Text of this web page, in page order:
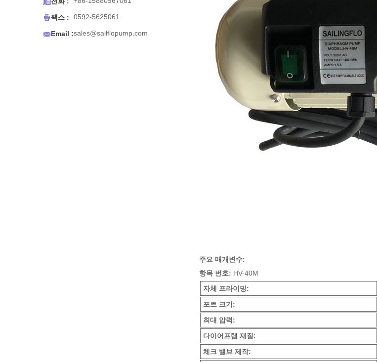
주요 매개변수:
항목 번호: HV-40M
자체 프라이밍:
포트 크기:
최대 압력:
다이어프램 재질:
체크 밸브 제작:
설계되었습니다. BW 시리즈 생
수 시스템은 편의를 위해 설계되
가 자동으로 차단되고 물이 복원
팩스 : 0592-5625061
Email :sales@sailflopump.com